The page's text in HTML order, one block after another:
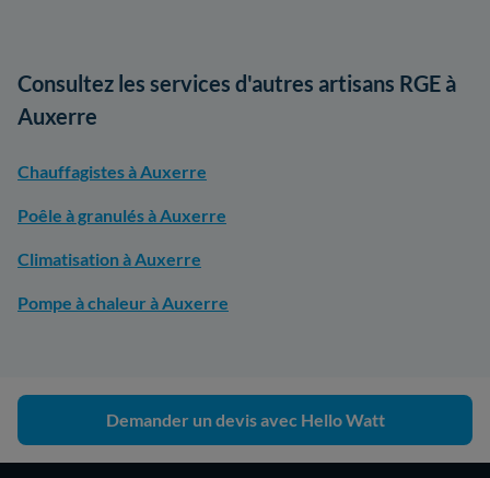
Consultez les services d'autres artisans RGE à
Auxerre
Chauffagistes à Auxerre
Poêle à granulés à Auxerre
Climatisation à Auxerre
Pompe à chaleur à Auxerre
Demander un devis avec Hello Watt